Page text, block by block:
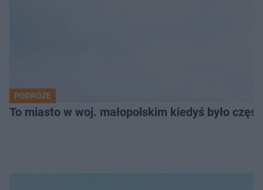
PODRÓŻE
To miasto w woj. małopolskim kiedyś było